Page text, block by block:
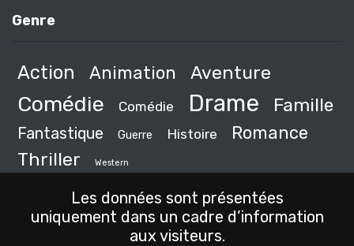
Genre
Action Animation Aventure
Comédie Comédie Drame Famille
Fantastique Guerre Histoire Romance
Thriller Western
Les données sont présentées
uniquement dans un cadre d’information
aux visiteurs.